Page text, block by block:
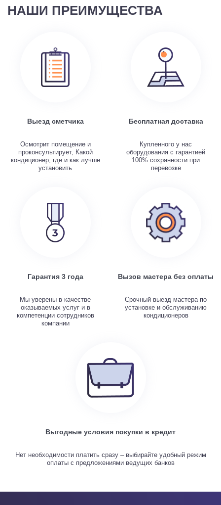
НАШИ ПРЕИМУЩЕСТВА
Выезд сметчика
Осмотрит помещение и
проконсультирует, Какой
кондиционер, где и как лучше
установить
Бесплатная доставка
Купленного у нас
оборудования с гарантией
100% сохранности при
перевозке
Гарантия 3 года
Мы уверены в качестве
оказываемых услуг и в
компетенции сотрудников
компании
Вызов мастера без оплаты
Срочный выезд мастера по
установке и обслуживанию
кондиционеров
Выгодные условия покупки в кредит
Нет необходимости платить сразу – выбирайте удобный режим
оплаты с предложениями ведущих банков